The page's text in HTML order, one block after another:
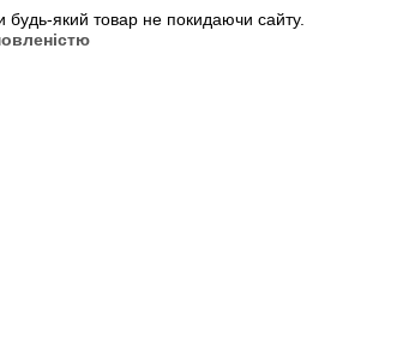
будь-який товар не покидаючи сайту.